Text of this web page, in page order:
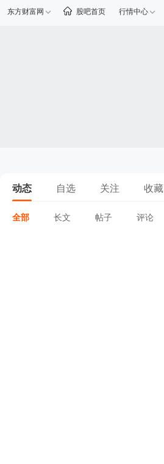
东方财富网 股吧首页 行情中心
动态 自选 关注 收藏
全部 长文 帖子 评论